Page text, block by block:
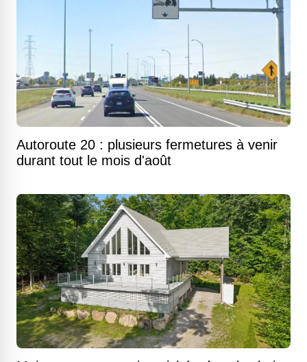
Autoroute 20 : plusieurs fermetures à venir
durant tout le mois d'août